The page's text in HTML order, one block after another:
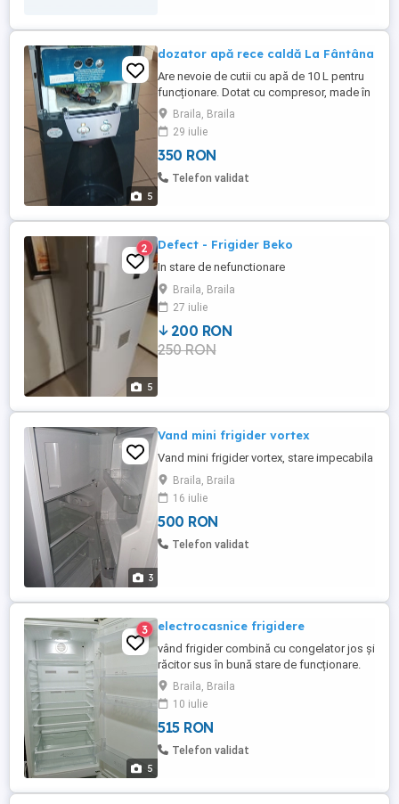
5
dozator apă rece caldă La Fântâna
Are nevoie de cutii cu apă de 10 L pentru
funcționare. Dotat cu compresor, made în
Korea, funcționează corect, fără rugină,
stare estetică bună. Are lipsă grătarul pe
care se așează paharul și masca care
acoperă cutia de apă. Se vinde așa cum
se vede în poze.
Braila, Braila
29 iulie
350 RON
Telefon validat
5
2 Defect - Frigider Beko
In stare de nefunctionare
Braila, Braila
27 iulie
200 RON
250 RON
3
Vand mini frigider vortex
Vand mini frigider vortex, stare impecabila
Braila, Braila
16 iulie
500 RON
Telefon validat
5
3 electrocasnice frigidere
vând frigider combină cu congelator jos și
răcitor sus în bună stare de funcționare.
preț 515 lei. garanție 3 luni. se poate
asigura și transport.
Braila, Braila
10 iulie
515 RON
Telefon validat